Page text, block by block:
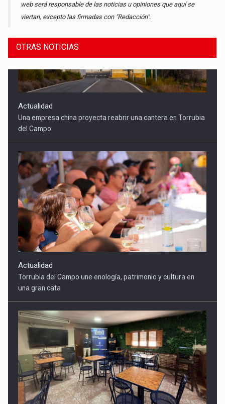
web será responsable de las noticias u opiniones que aquí se
viertan, excepto las firmadas con "Redacción".
OTRAS NOTICIAS
Actualidad
Torrubia del Campo une enología, patrimonio y cultura en
una gran cata
Actualidad
Torrubia del Campo gana un punto de encuentro clave con la
apertura de su Bar Social